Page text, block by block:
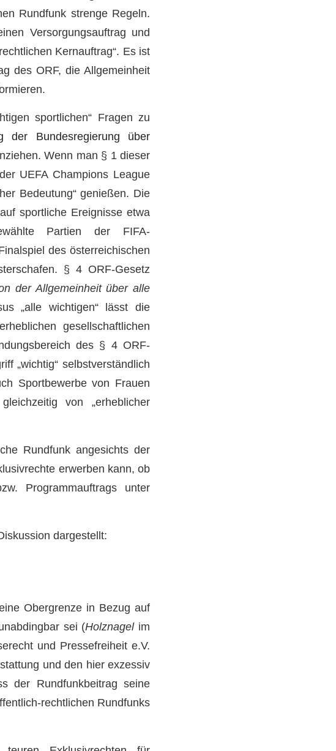
Rundfunk strenge Regeln.
Versorgungsauftrag und
Kernauftrag“. Es ist
des ORF, die Allgemeinheit
sportlichen“ Fragen zu
der Bundesregierung über
Wenn man § 1 dieser
UEFA Champions League
Bedeutung“ genießen. Die
sportliche Ereignisse etwa
Partien der FIFA-
des österreichischen
§ 4 ORF-Gesetz
der Allgemeinheit über alle
„alle wichtigen“ lässt die
gesellschaftlichen
des § 4 ORF-
„wichtig“ selbstverständlich
Sportbewerbe von Frauen
von „erheblicher
Rundfunk angesichts der
erwerben kann, ob
Programmauftrags unter
dargestellt:
Obergrenze in Bezug auf
sei (Holznagelim
und Pressefreiheit e.V.
und den hier exzessiv
der Rundfunkbeitrag seine
rechtlichen Rundfunks